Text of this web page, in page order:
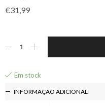
€31,99
Em stock
INFORMAÇÃO ADICIONAL